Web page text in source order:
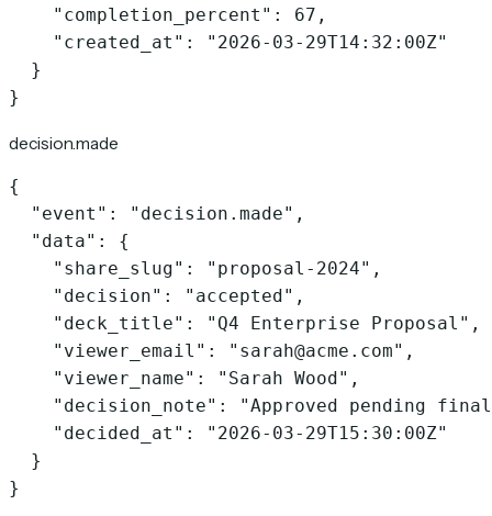
    "completion_percent": 67,
    "created_at": "2026-03-29T14:32:00Z"
  }
}
decision.made
{
  "event": "decision.made",
  "data": {
    "share_slug": "proposal-2024",
    "decision": "accepted",
    "deck_title": "Q4 Enterprise Proposal",
    "viewer_email": "sarah@acme.com",
    "viewer_name": "Sarah Wood",
"decision_note": "Approved pending
    "decided_at": "2026-03-29T15:30:00Z"
  }
}